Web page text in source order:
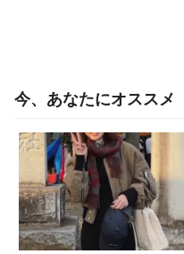
今、あなたにオススメ